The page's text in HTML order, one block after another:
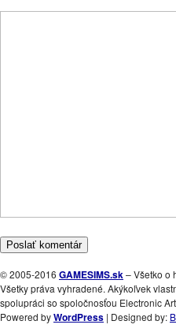
© 2005-2016 GAMESIMS.sk– Všetko o
Všetky práva vyhradené. Akýkoľvek
spolupráci so spoločnosťou Electronic
Powered byWordPress | Designed by: